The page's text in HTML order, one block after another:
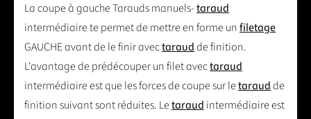
La coupe à gauche Tarauds manuels-taraud
intermédiaire te permet de mettre en forme unfiletage
GAUCHE avant de le finir avectaraudde finition.
L'avantage de prédécouper un filet avectaraud
intermédiaire est que les forces de coupe sur letaraudde
finition suivant sont réduites. Letaraud intermédiaire est